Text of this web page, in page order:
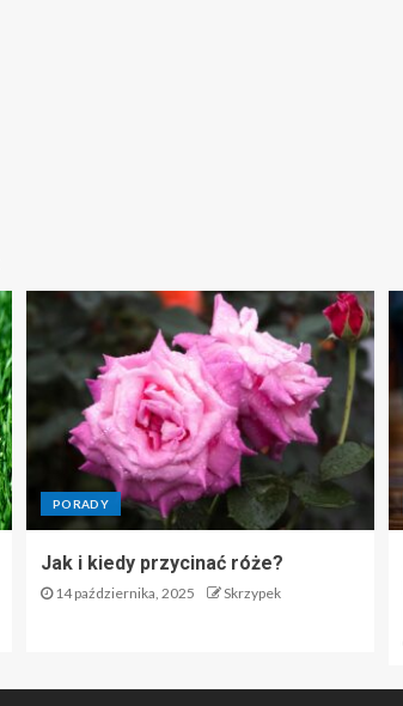
PORADY
Jak i kiedy przycinać róże?
14 października, 2025 Skrzypek